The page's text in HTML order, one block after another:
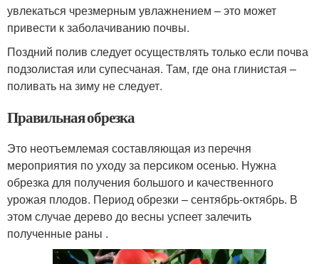
увлекаться чрезмерным увлажнением – это может
привести к заболачиванию почвы.
Поздний полив следует осуществлять только если почва
подзолистая или супесчаная. Там, где она глинистая –
поливать на зиму не следует.
Правильная обрезка
Это неотъемлемая составляющая из перечня
мероприятия по уходу за персиком осенью. Нужна
обрезка для получения большого и качественного
урожая плодов. Период обрезки – сентябрь-октябрь. В
этом случае дерево до весны успеет залечить
полученные раны .